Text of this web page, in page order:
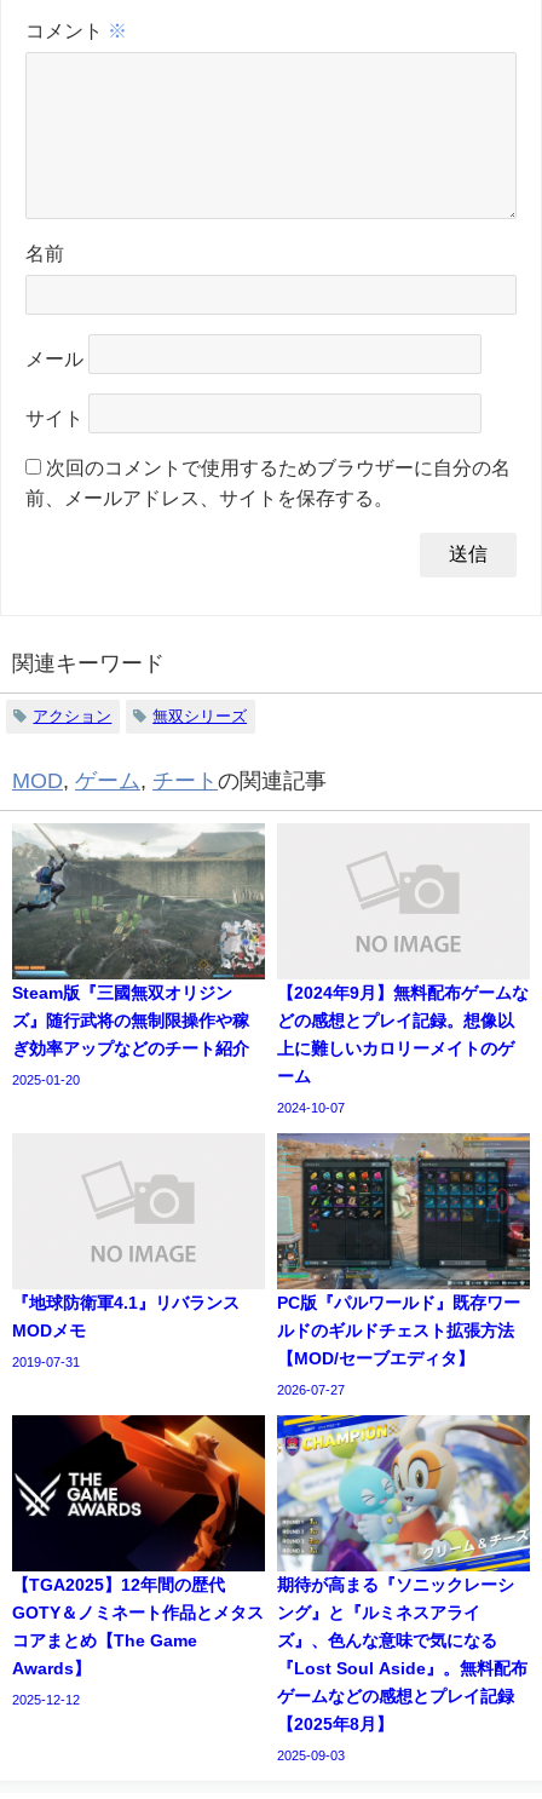
コメント ※
名前
メール
サイト
次回のコメントで使用するためブラウザーに自分の名
前、メールアドレス、サイトを保存する。
関連キーワード
アクション 無双シリーズ
MOD, ゲーム, チート の関連記事
Steam版『三國無双オリジン
ズ』随行武将の無制限操作や稼
ぎ効率アップなどのチート紹介
2025-01-20
【2024年9月】無料配布ゲームな
どの感想とプレイ記録。想像以
上に難しいカロリーメイトのゲ
ーム
2024-10-07
『地球防衛軍4.1』リバランス
MODメモ
2019-07-31
PC版『パルワールド』既存ワー
ルドのギルドチェスト拡張方法
【MOD/セーブエディタ】
2026-07-27
【TGA2025】12年間の歴代
GOTY＆ノミネート作品とメタス
コアまとめ【The Game
Awards】
2025-12-12
期待が高まる『ソニックレーシ
ング』と『ルミネスアライ
ズ』、色んな意味で気になる
『Lost Soul Aside』。無料配布
ゲームなどの感想とプレイ記録
【2025年8月】
2025-09-03